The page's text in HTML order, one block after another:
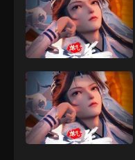
puncaknya! Ketika Sekte
kultivasi Xu Yang
misteri yang melintasi
terungkap ke publik.
dunia terletak di telapak